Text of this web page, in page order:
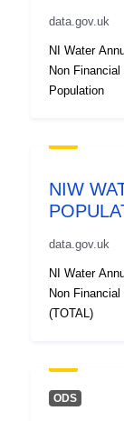
data.gov.uk
NI Water
Non
Population
NIW
data.gov.uk
NI Water
Non
(TOTAL)
ODS